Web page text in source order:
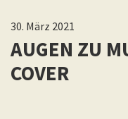
30. März 2021
AUGEN ZU
COVER